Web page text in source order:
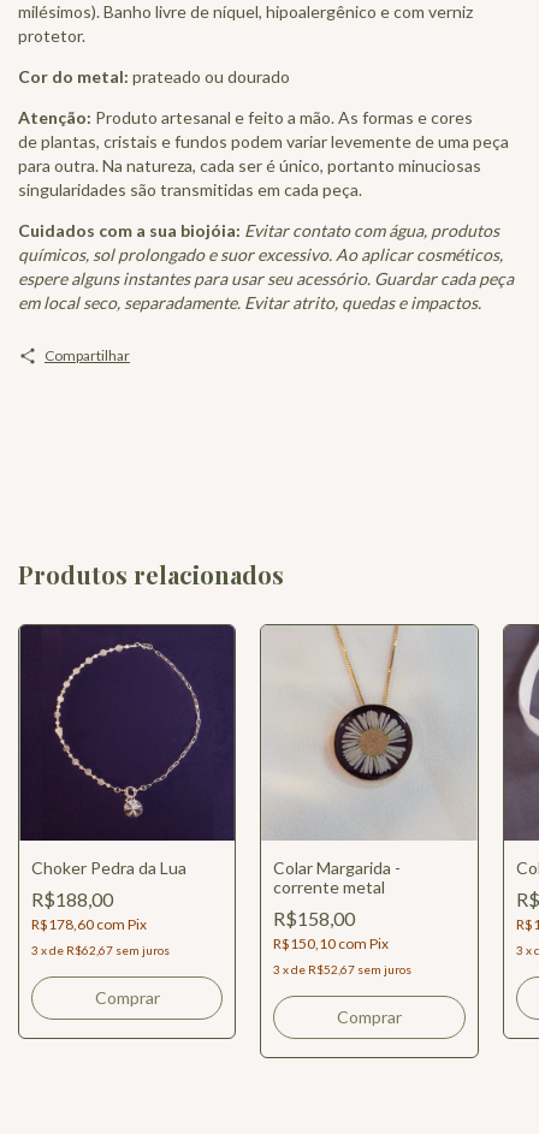
milésimos). Banho livre de níquel, hipoalergênico e com verniz
protetor.
Cor do metal: prateado ou dourado
Atenção: Produto artesanal e feito a mão. As formas e cores
de plantas, cristais e fundos podem variar levemente de uma peça
para outra. Na natureza, cada ser é único, portanto minuciosas
singularidades são transmitidas em cada peça.
Cuidados com a sua biojóia: Evitar contato com água, produtos
químicos, sol prolongado e suor excessivo. Ao aplicar cosméticos,
espere alguns instantes para usar seu acessório. Guardar cada peça
em local seco, separadamente. Evitar atrito, quedas e impactos.
Compartilhar
Produtos relacionados
Choker Pedra da Lua
R$188,00
R$178,60 com Pix
3 xde R$62,67 sem juros
Comprar
Colar Margarida -
corrente metal
R$158,00
R$150,10 com Pix
3 xde R$52,67 sem juros
Comprar
3 x